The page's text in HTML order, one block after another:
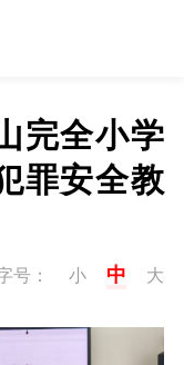
完全小学
罪安全教
号： 小 中 大